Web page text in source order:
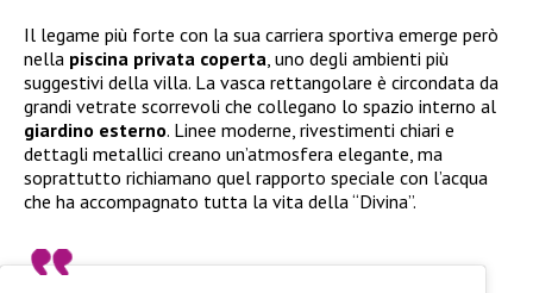
Il legame più forte con la sua carriera sportiva emerge però
nella piscina privata coperta, uno degli ambienti più
suggestivi della villa. La vasca rettangolare è circondata da
grandi vetrate scorrevoli che collegano lo spazio interno al
giardino esterno. Linee moderne, rivestimenti chiari e
dettagli metallici creano un’atmosfera elegante, ma
soprattutto richiamano quel rapporto speciale con l’acqua
che ha accompagnato tutta la vita della “Divina”.